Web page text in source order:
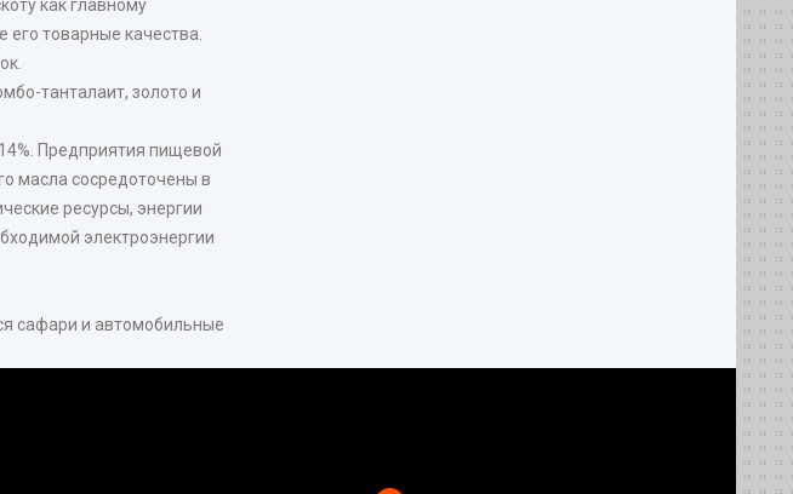
как главному
товарные качества.
танталаит, золото и
Предприятия пищевой
масла сосредоточены в
ресурсы, энергии
электроэнергии
сафари и автомобильные